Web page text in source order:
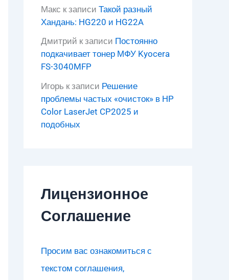
Макс к записи Такой разный
Хандань: HG220 и HG22A
Дмитрий к записи Постоянно
подкачивает тонер МФУ Kyocera
FS-3040MFP
Игорь к записи Решение
проблемы частых «очисток» в HP
Color LaserJet CP2025 и
подобных
Лицензионное
Соглашение
Просим вас ознакомиться с
текстом соглашения,